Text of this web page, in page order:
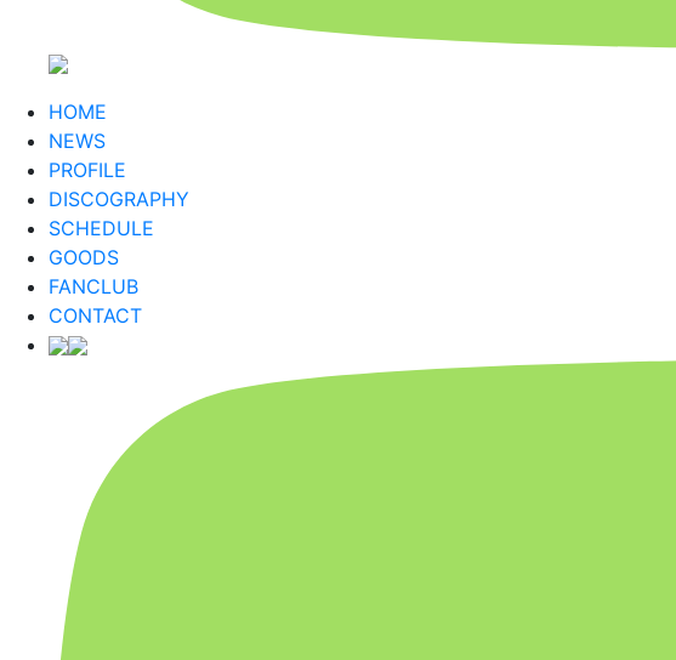
HOME
NEWS
PROFILE
DISCOGRAPHY
SCHEDULE
GOODS
FANCLUB
CONTACT